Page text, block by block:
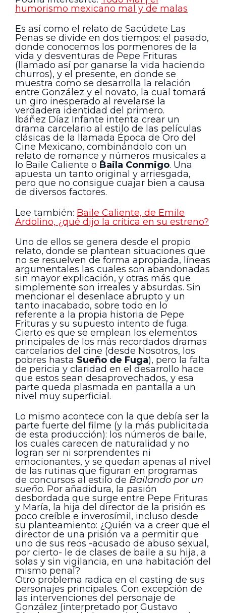
humorismo mexicano mal y de malas
Es así como el relato de Sacúdete Las
Penas se divide en dos tiempos: el pasado,
donde conocemos los pormenores de la
vida y desventuras de Pepe Frituras
(llamado así por ganarse la vida haciendo
churros), y el presente, en donde se
muestra como se desarrolla la relación
entre González y el novato, la cual tomará
un giro inesperado al revelarse la
verdadera identidad del primero.
Ibáñez Díaz Infante intenta crear un
drama carcelario al estilo de las películas
clásicas de la llamada Época de Oro del
Cine Mexicano, combinándolo con un
relato de romance y números musicales a
lo Baile Caliente o Baila Conmigo. Una
apuesta un tanto original y arriesgada,
pero que no consigue cuajar bien a causa
de diversos factores.
Lee también: Baile Caliente, de Emile
Ardolino, ¿qué dijo la crítica en su estreno?
Uno de ellos se genera desde el propio
relato, donde se plantean situaciones que
no se resuelven de forma apropiada, líneas
argumentales las cuales son abandonadas
sin mayor explicación, y otras más que
simplemente son irreales y absurdas. Sin
mencionar el desenlace abrupto y un
tanto inacabado, sobre todo en lo
referente a la propia historia de Pepe
Frituras y su supuesto intento de fuga.
Cierto es que se emplean los elementos
principales de los más recordados dramas
carcelarios del cine (desde Nosotros, los
pobres hasta Sueño de Fuga), pero la falta
de pericia y claridad en el desarrollo hace
que estos sean desaprovechados, y esa
parte queda plasmada en pantalla a un
nivel muy superficial.
Lo mismo acontece con la que debía ser la
parte fuerte del filme (y la más publicitada
de esta producción): los números de baile,
los cuales carecen de naturalidad y no
logran ser ni sorprendentes ni
emocionantes, y se quedan apenas al nivel
de las rutinas que figuran en programas
de concursos al estilo de Bailando por un
sueño. Por añadidura, la pasión
desbordada que surge entre Pepe Frituras
y María, la hija del director de la prisión es
poco creíble e inverosímil, incluso desde
su planteamiento: ¿Quién va a creer que el
director de una prisión va a permitir que
uno de sus reos -acusado de abuso sexual,
por cierto- le de clases de baile a su hija, a
solas y sin vigilancia, en una habitación del
mismo penal?
Otro problema radica en el casting de sus
personajes principales. Con excepción de
las intervenciones del personaje de
González (interpretado por Gustavo